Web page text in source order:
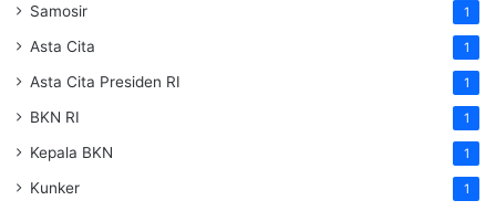
Samosir 1
Asta Cita 1
Asta Cita Presiden RI 1
BKN RI 1
Kepala BKN 1
Kunker 1